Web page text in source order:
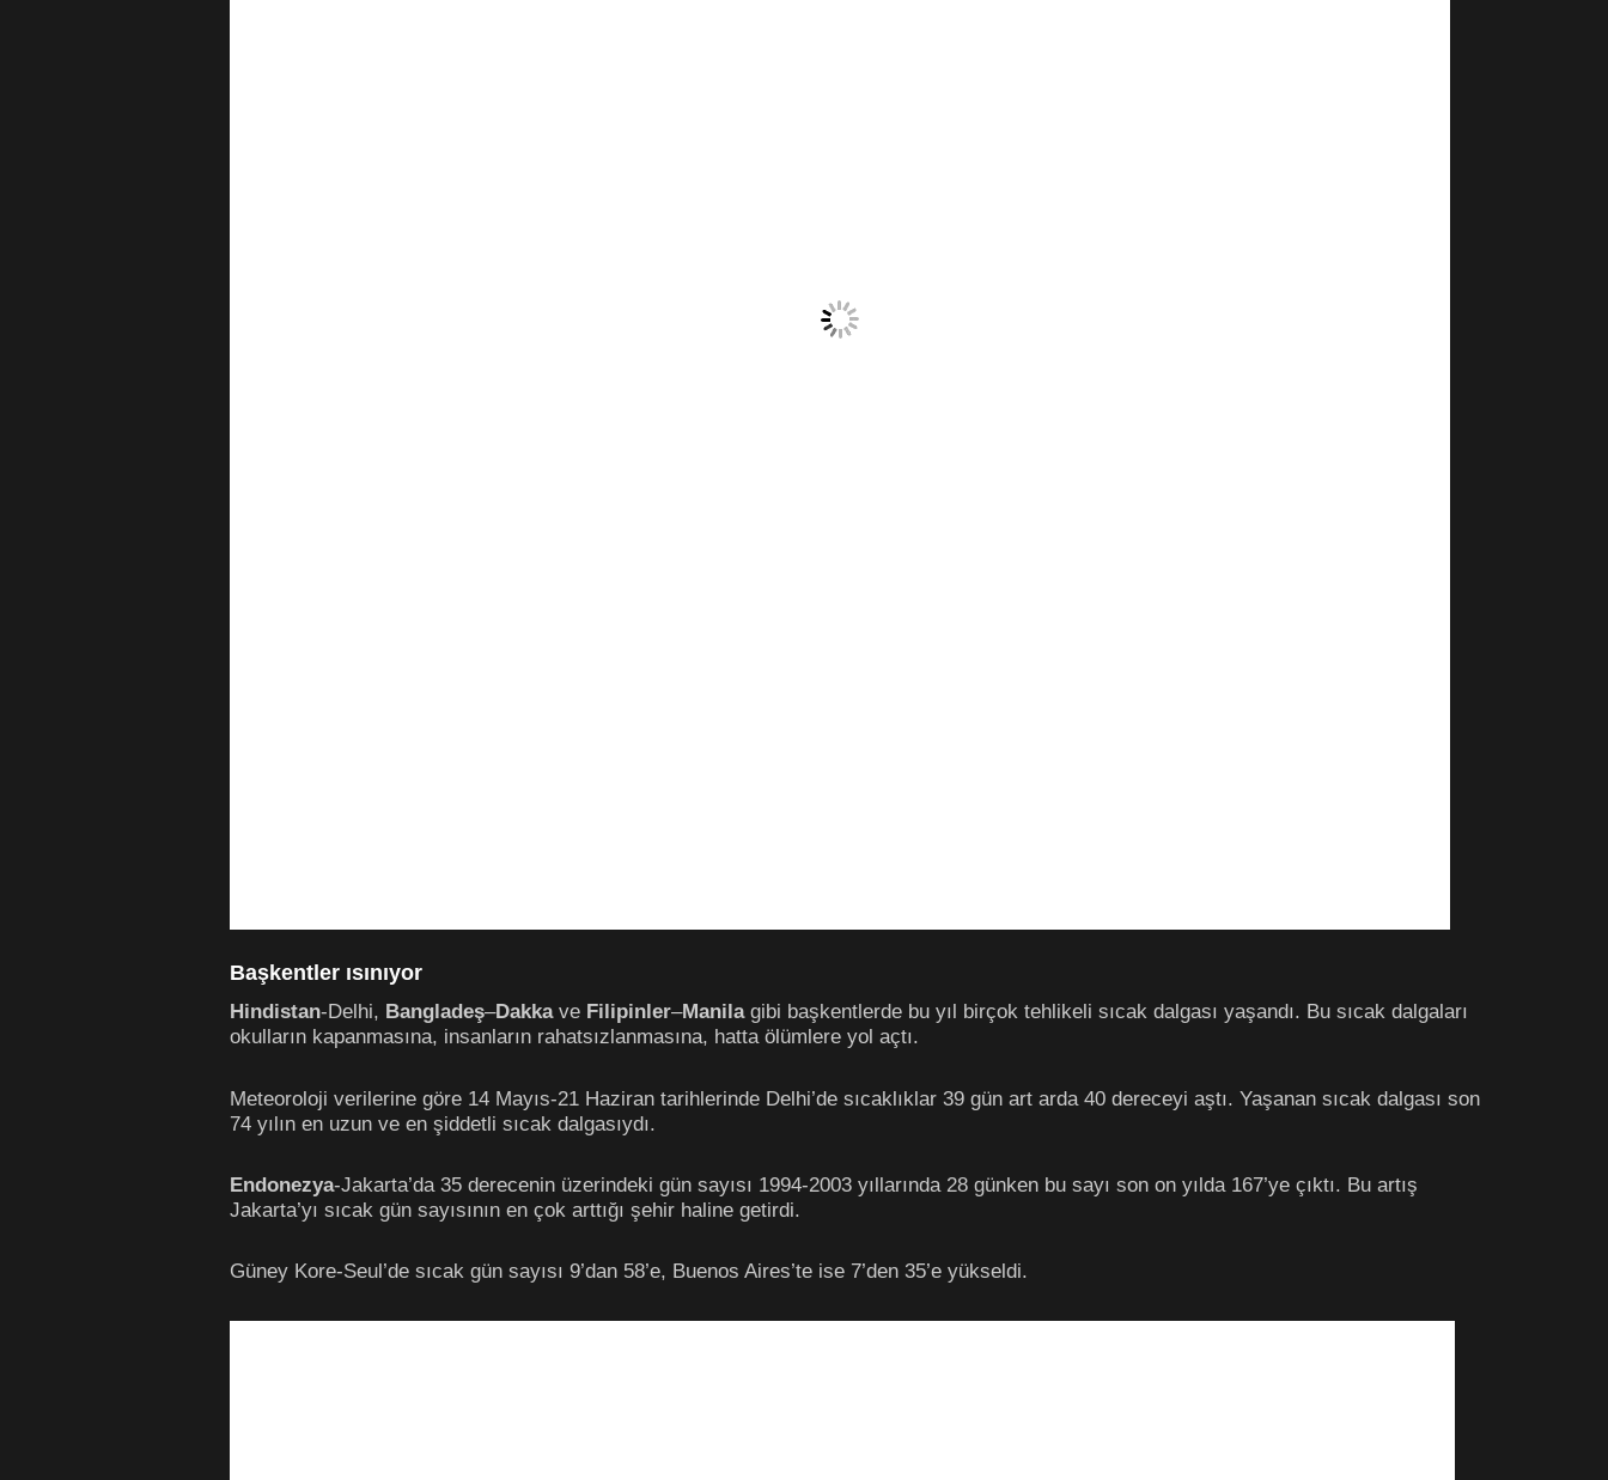
Başkentler ısınıyor
Hindistan-Delhi, Bangladeş–Dakkave Filipinler–Manilagibi başkentlerde bu yıl birçok tehlikeli sıcak dalgası yaşandı. Bu sıcak dalgaları
okulların kapanmasına, insanların rahatsızlanmasına, hatta ölümlere yol açtı.
Meteoroloji verilerine göre 14 Mayıs-21 Haziran tarihlerinde Delhi’de sıcaklıklar 39 gün art arda 40 dereceyi aştı. Yaşanan sıcak dalgası son
74 yılın en uzun ve en şiddetli sıcak dalgasıydı.
Endonezya-Jakarta’da 35 derecenin üzerindeki gün sayısı 1994-2003 yıllarında 28 günken bu sayı son on yılda 167’ye çıktı. Bu artış
Jakarta’yı sıcak gün sayısının en çok arttığı şehir haline getirdi.
Güney Kore-Seul’de sıcak gün sayısı 9’dan 58’e, Buenos Aires’te ise 7’den 35’e yükseldi.